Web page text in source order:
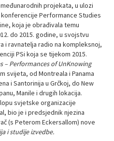
projekata, u ulozi
Performance Studies
koja je obrađivala temu
do 2015. godine, u svojstvu
i ravnatelja radio na kompleksnoj,
PSi koja se tijekom 2015.
– Performances of UnKnowing
svijeta, od Montreala i Panama
i Santorinija u Grčkoj, do New
Manile i drugih lokacija.
svjetske organizacije
bio je i predsjednik njezina
(s Peterom Eckersallom) nove
i studije izvedbe.